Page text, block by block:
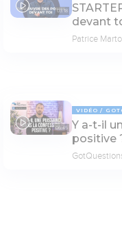
03:18
devant
Patrice
06:45
VIDÉO
Y a-t-il
positive